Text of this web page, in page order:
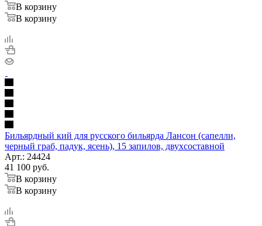
В корзину
В корзину
Бильярдный кий для русского бильярда Лансон (сапелли,
черный граб, падук, ясень), 15 запилов, двухсоставной
Арт.: 24424
41 100 руб.
В корзину
В корзину